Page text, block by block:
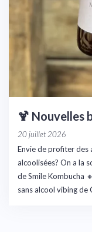
🍹 Nouvelles
20 juillet 2026
Envie de profiter des
alcoolisées? On a la
de Smile Kombucha
sans alcool vibing de